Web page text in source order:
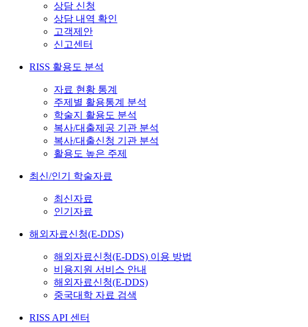
상담 신청
상담 내역 확인
고객제안
신고센터
RISS 활용도 분석
자료 현황 통계
주제별 활용통계 분석
학술지 활용도 분석
복사/대출제공 기관 분석
복사/대출신청 기관 분석
활용도 높은 주제
최신/인기 학술자료
최신자료
인기자료
해외자료신청(E-DDS)
해외자료신청(E-DDS) 이용 방법
비용지원 서비스 안내
해외자료신청(E-DDS)
중국대학 자료 검색
RISS API 센터